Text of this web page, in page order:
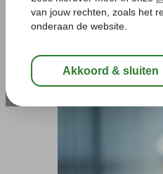
terug naar Extra's